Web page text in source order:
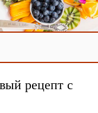
рецепт с